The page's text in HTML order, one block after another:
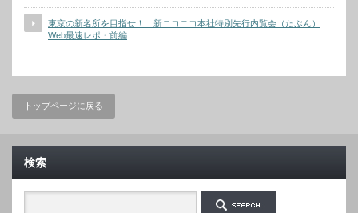
東京の新名所を目指せ！ 新ニコニコ本社特別先行内覧会（たぶん）
Web最速レポ・前編
トップページに戻る
検索